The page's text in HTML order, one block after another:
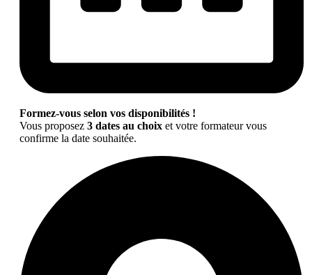
Formez-vous selon vos disponibilités !
Vous proposez 3 dates au choix et votre formateur vous
confirme la date souhaitée.